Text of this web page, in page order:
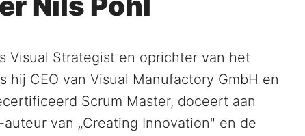
Visual Strategist en oprichter van het
hij CEO van Visual Manufactory GmbH en
Scrum Master, doceert aan
van „Creating Innovation" en de